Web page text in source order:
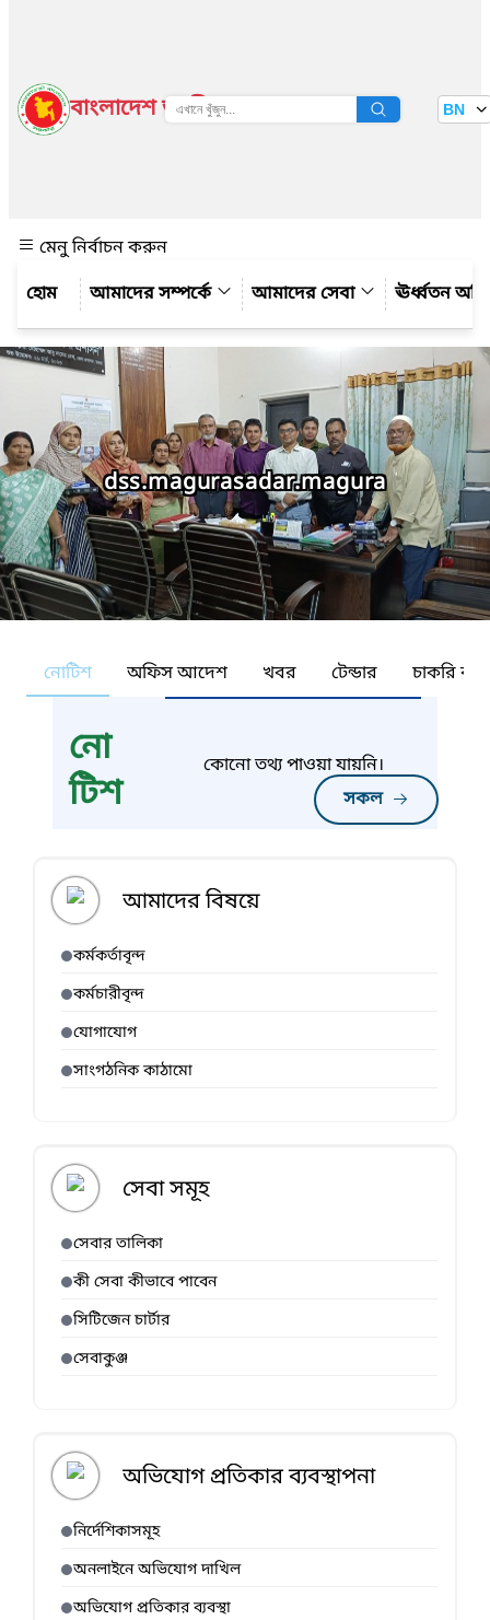
বাংলাদেশ জাতীয় তথ্য বাতায়ন BN
মেনু নির্বাচন করুন
আমাদের সম্পর্কে
আমাদের সেবা ঊর্ধ্বতন
dss.magurasadar.magura
নোটিশ অফিস আদেশ খবর টেন্ডার চাকরি
নো
টিশ
সকল
কোনো তথ্য পাওয়া যায়নি।
আমাদের বিষয়ে
কর্মকর্তাবৃন্দ
কর্মচারীবৃন্দ
যোগাযোগ
সাংগঠনিক কাঠামো
সেবা সমূহ
সেবার তালিকা
কী সেবা কীভাবে পাবেন
সিটিজেন চার্টার
সেবাকুঞ্জ
অভিযোগ প্রতিকার ব্যবস্থাপনা
নির্দেশিকাসমূহ
অনলাইনে অভিযোগ দাখিল
অভিযোগ প্রতিকার ব্যবস্থা